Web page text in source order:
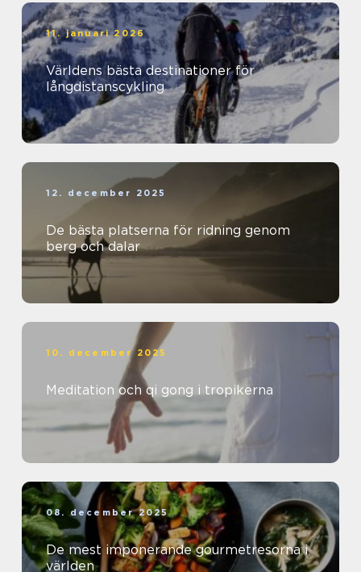
11. januari 2026
Världens bästa destinationer för
långdistanscykling
12. december 2025
De bästa platserna för ridning genom
berg och dalar
10. december 2025
Meditation och qi gong i tropikerna
08. december 2025
De mest imponerande gourmetresorna i
världen